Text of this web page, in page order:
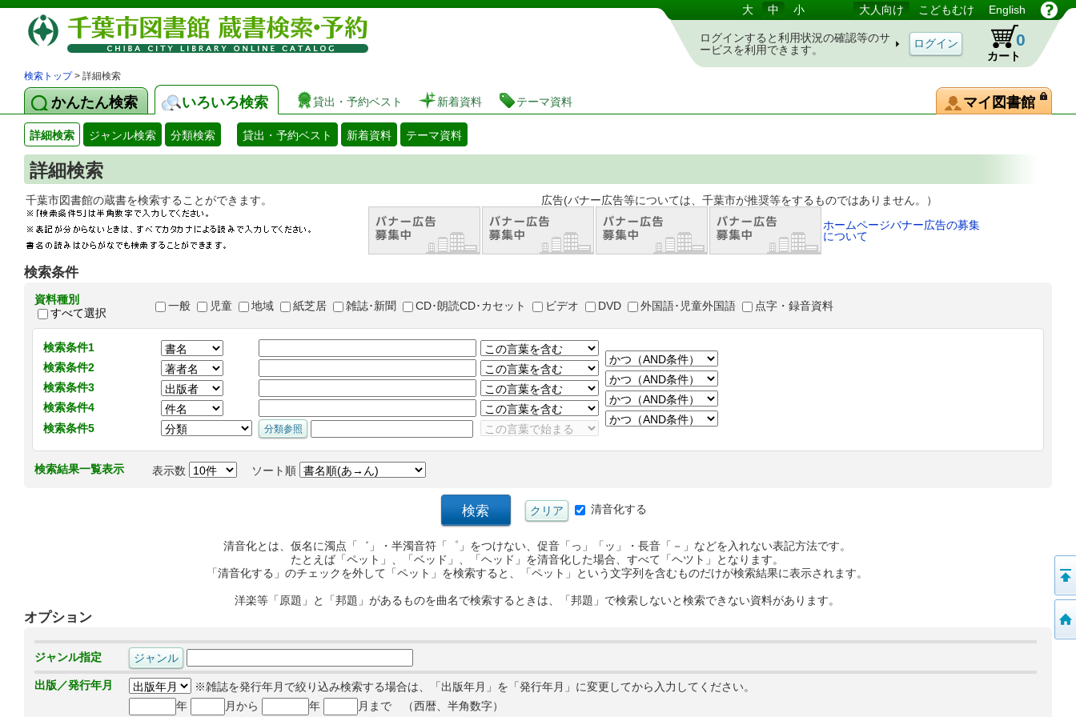
図書館 蔵書検索・予約システム 大 中 小 大人向け こどもむけ English
ログインすると利用状況の確認等のサ
ービスを利用できます。
カート
0
検索トップ> 詳細検索
かんたん検索 いろいろ検索 貸出・予約ベスト 新着資料 テーマ資料 マイ図書館
詳細検索 ジャンル検索 分類検索 貸出・予約ベスト 新着資料 テーマ資料
詳細検索
千葉市図書館の蔵書を検索することができます。 広告(バナー広告等については、千葉市が推奨等をするものではありません。）
ホームページバナー広告の募集
について
検索条件
資料種別
すべて選択
一般 児童 地域 紙芝居 雑誌･新聞 CD･朗読CD･カセット ビデオ DVD 外国語･児童外国語 点字・録音資料
検索条件1
検索条件2
検索条件3
検索条件4
検索条件5
検索結果一覧表示 表示数 ソート順
清音化する
清音化とは、仮名に濁点「゛」・半濁音符「゜」をつけない、促音「っ」「ッ」・長音「－」などを入れない表記方法です。
たとえば「ペット」、「ベッド」、「ヘッド」を清音化した場合、すべて「ヘツト」となります。
「清音化する」のチェックを外して「ペット」を検索すると、「ペット」という文字列を含むものだけが検索結果に表示されます。
洋楽等「原題」と「邦題」があるものを曲名で検索するときは、「邦題」で検索しないと検索できない資料があります。
オプション
ジャンル指定
出版／発行年月
※雑誌を発行年月で絞り込み検索する場合は、「出版年月」を「発行年月」に変更してから入力してください。
年
月から 年 月まで （西暦、半角数字）